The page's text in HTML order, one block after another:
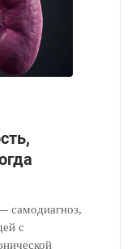
самодиагноз,
с